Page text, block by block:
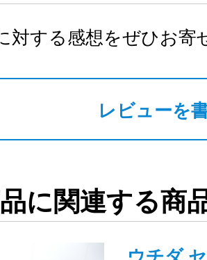
対する感想をぜひお寄
レビューを
に関連する商